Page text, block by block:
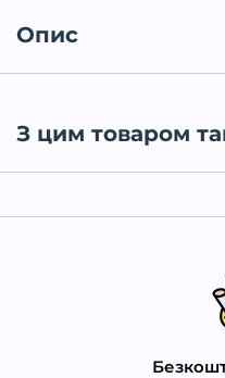
Опис
З цим товаром